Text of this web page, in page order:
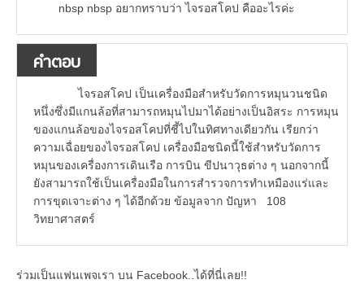
nbsp nbsp อยากทราบว่า ไจรอสโคป คืออะไรค่ะ
คำตอบ
ไจรอสโคป เป็นเครื่องมือสำหรับวัดการหมุนวนชนิด
หนึ่งซึ่งมีแกนล้อที่สามารถหมุนไปมาได้อย่างเป็นอิสระ การหมุน
ของแกนล้อของไจรอสโคปที่ชี้ไปในทิศทางเดียวกัน เรียกว่า
ความเฉื่อยของไจรอสโคป เครื่องมือชนิดนี้ใช้สำหรับวัดการ
หมุนของเครื่องการเดินเรือ การบิน ขีปนาวุธต่าง ๆ นอกจากนี้
ยังสามารถใช้เป็นเครื่องมือในการสำรวจการทำเหมืองแร่และ
การขุดเจาะต่าง ๆ ได้อีกด้วย ข้อมูลจาก ปัญหา 108
วิทยาศาสตร์
ร่วมเป็นแฟนเพจเรา บน Facebook..ได้ที่นี่เลย!!